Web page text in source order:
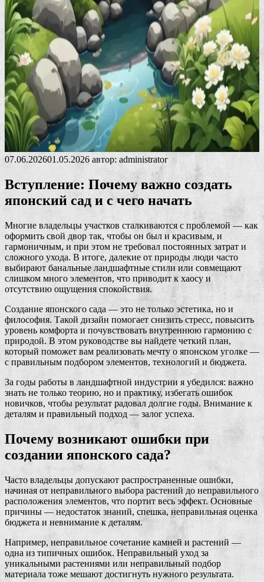
07.06.202601.05.2026 автор:administrator
Вступление: Почему важно создать
японский сад и с чего начать
Многие владельцы участков сталкиваются с проблемой — как
оформить свой двор так, чтобы он был и красивым, и
гармоничным, и при этом не требовал постоянных затрат и
сложного ухода. В итоге, далекие от природы люди часто
выбирают банальные ландшафтные стили или совмещают
слишком много элементов, что приводит к хаосу и
отсутствию ощущения спокойствия.
Создание японского сада — это не только эстетика, но и
философия. Такой дизайн помогает снизить стресс, повысить
уровень комфорта и почувствовать внутреннюю гармонию с
природой. В этом руководстве вы найдете четкий план,
который поможет вам реализовать мечту о японском уголке —
с правильным подбором элементов, технологий и бюджета.
За годы работы в ландшафтной индустрии я убедился: важно
знать не только теорию, но и практику, избегать ошибок
новичков, чтобы результат радовал долгие годы. Внимание к
деталям и правильный подход — залог успеха.
Почему возникают ошибки при
создании японского сада?
Часто владельцы допускают распространенные ошибки,
начиная от неправильного выбора растений до неправильного
расположения элементов, что портит весь эффект. Основные
причины — недостаток знаний, спешка, неправильная оценка
бюджета и невнимание к деталям.
Например, неправильное сочетание камней и растений —
одна из типичных ошибок. Неправильный уход за
уникальными растениями или неправильный подбор
материала тоже мешают достигнуть нужного результата.